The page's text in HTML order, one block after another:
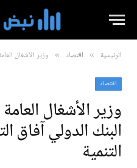
الرئيسية » اقتصاد » وزير الأشغال العامة
اقتصاد
وزير الأشغال
البنك الدولي آفاق
التنمية